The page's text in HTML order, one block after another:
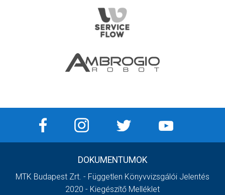
DOKUMENTUMOK
MTK Budapest Zrt. - Független Könyvvizsgálói Jelentés
2020 - Kiegészítő Melléklet